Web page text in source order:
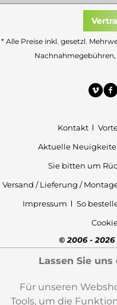
* Alle Preise inkl. gesetzl.
Kontakt
Aktuelle
Sie bitten um
Versand / Lieferung /
Impressum
So
© 2006 -
Lassen Sie
Für unseren
Tools, um die